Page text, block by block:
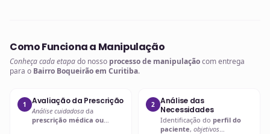
Como Funciona a Manipulação
Conheça cada etapado nosso processo de manipulaçãocom entrega
para o Bairro Boqueirão em Curitiba.
1 Avaliação da Prescrição
Análise cuidadosa da
prescrição médica ou
2
Análise das
Necessidades
Identificação do perfil do
paciente, objetivos